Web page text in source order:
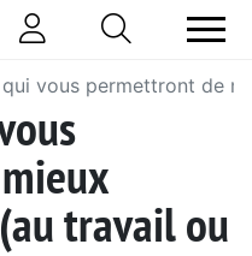
vous permettront de
travail ou